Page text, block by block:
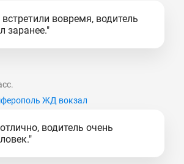
вовремя, водитель
заранее."
ЖД вокзал
водитель очень